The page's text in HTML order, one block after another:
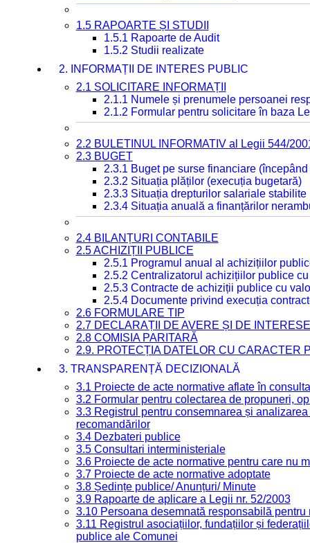
1.5 RAPOARTE ȘI STUDII
1.5.1 Rapoarte de Audit
1.5.2 Studii realizate
2. INFORMAȚII DE INTERES PUBLIC
2.1 SOLICITARE INFORMAȚII
2.1.1 Numele și prenumele persoanei
2.1.2 Formular pentru solicitare în baza
2.2 BULETINUL INFORMATIV al Legii 544/
2.3 BUGET
2.3.1 Buget pe surse financiare
2.3.2 Situația plăților (execuția bugetară)
2.3.3 Situația drepturilor salariale
2.3.4 Situația anuală a finanțărilor
2.4 BILANȚURI CONTABILE
2.5 ACHIZIȚII PUBLICE
2.5.1 Programul anual al achizițiilor
2.5.2 Centralizatorul achizițiilor publice
2.5.3 Contracte de achiziții publice cu
2.5.4 Documente privind execuția
2.6 FORMULARE TIP
2.7 DECLARAȚII DE AVERE ȘI DE INTERESE
2.8 COMISIA PARITARĂ
2.9. PROTECȚIA DATELOR CU CARACTER
3. TRANSPARENȚĂ DECIZIONALĂ
3.1 Proiecte de acte normative aflate în
3.2 Formular pentru colectarea de propuneri,
3.3 Registrul pentru consemnarea și
recomandărilor
3.4 Dezbateri publice
3.5 Consultari interministeriale
3.6 Proiecte de acte normative pentru care nu
3.7 Proiecte de acte normative adoptate
3.8 Ședințe publice/ Anunțuri/ Minute
3.9 Rapoarte de aplicare a Legii nr. 52/2003
3.10 Persoana desemnată responsabilă
3.11 Registrul asociațiilor, fundațiilor și
publice ale Comunei